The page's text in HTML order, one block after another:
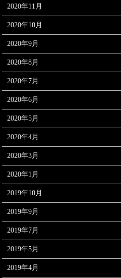
2020年11月
2020年10月
2020年9月
2020年8月
2020年7月
2020年6月
2020年5月
2020年4月
2020年3月
2020年1月
2019年10月
2019年9月
2019年7月
2019年5月
2019年4月